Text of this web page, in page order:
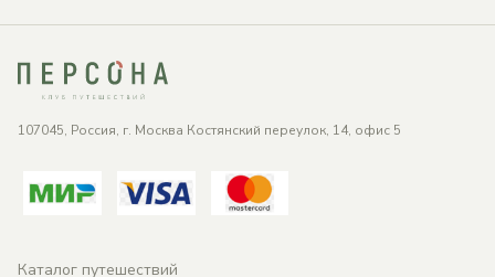
107045, Россия, г. Москва Костянский переулок, 14, офис 5
Каталог путешествий